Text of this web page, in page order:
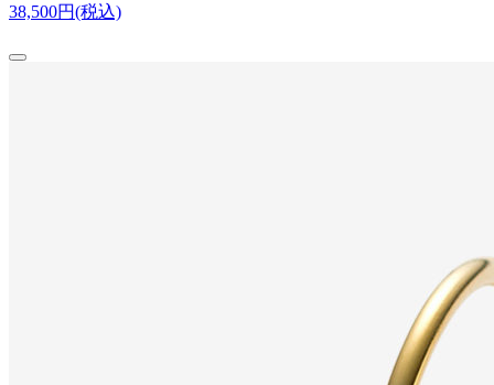
38,500円(税込)